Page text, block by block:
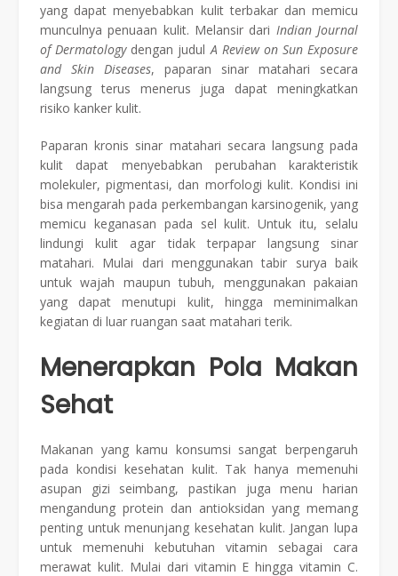
yang dapat menyebabkan kulit terbakar dan memicu
munculnya penuaan kulit. Melansir dari Indian Journal
of Dermatologydengan judul A Review on Sun Exposure
and Skin Diseases, paparan sinar matahari secara
langsung terus menerus juga dapat meningkatkan
risiko kanker kulit.
Paparan kronis sinar matahari secara langsung pada
kulit dapat menyebabkan perubahan karakteristik
molekuler, pigmentasi, dan morfologi kulit. Kondisi ini
bisa mengarah pada perkembangan karsinogenik, yang
memicu keganasan pada sel kulit. Untuk itu, selalu
lindungi kulit agar tidak terpapar langsung sinar
matahari. Mulai dari menggunakan tabir surya baik
untuk wajah maupun tubuh, menggunakan pakaian
yang dapat menutupi kulit, hingga meminimalkan
kegiatan di luar ruangan saat matahari terik.
Menerapkan Pola Makan
Sehat
Makanan yang kamu konsumsi sangat berpengaruh
pada kondisi kesehatan kulit. Tak hanya memenuhi
asupan gizi seimbang, pastikan juga menu harian
mengandung protein dan antioksidan yang memang
penting untuk menunjang kesehatan kulit. Jangan lupa
untuk memenuhi kebutuhan vitamin sebagai cara
merawat kulit. Mulai dari vitamin E hingga vitamin C.